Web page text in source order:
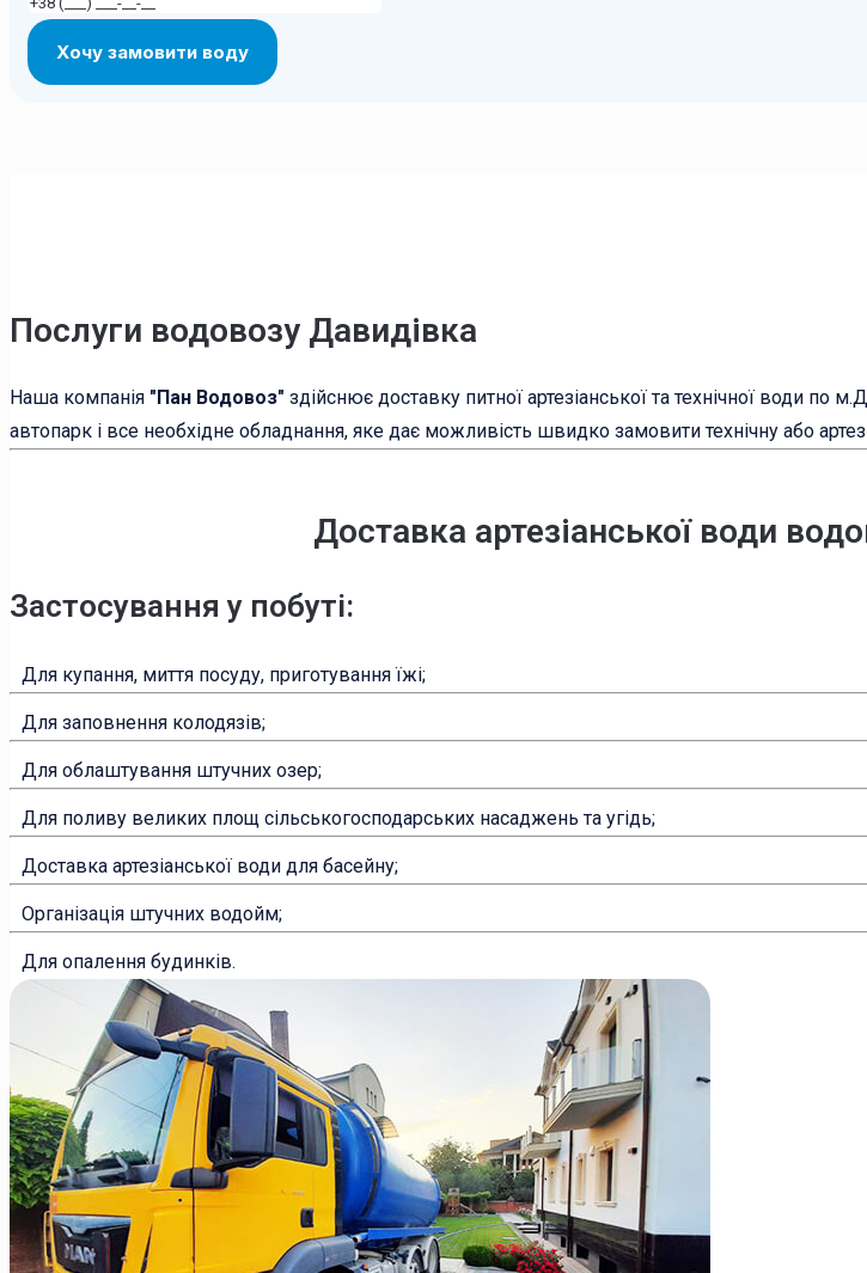
Послуги водовозу Давидівка
Наша компанія "Пан Водовоз" здійснює доставку питної артезіанської та технічної води по
автопарк і все необхідне обладнання, яке дає можливість швидко замовити технічну або
Доставка артезіанської води
Застосування у побуті:
Для купання, миття посуду, приготування їжі;
Для заповнення колодязів;
Для облаштування штучних озер;
Для поливу великих площ сільськогосподарських насаджень та угідь;
Доставка артезіанської води для басейну;
Організація штучних водойм;
Для опалення будинків.